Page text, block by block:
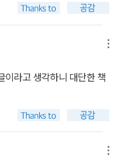
이라고 생각하니 대단한 책